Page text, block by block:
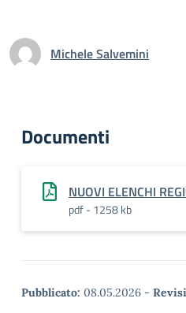
Michele Salvemini
Documenti
NUOVI ELENCHI
pdf - 1258 kb
Pubblicato: 08.05.2026 -